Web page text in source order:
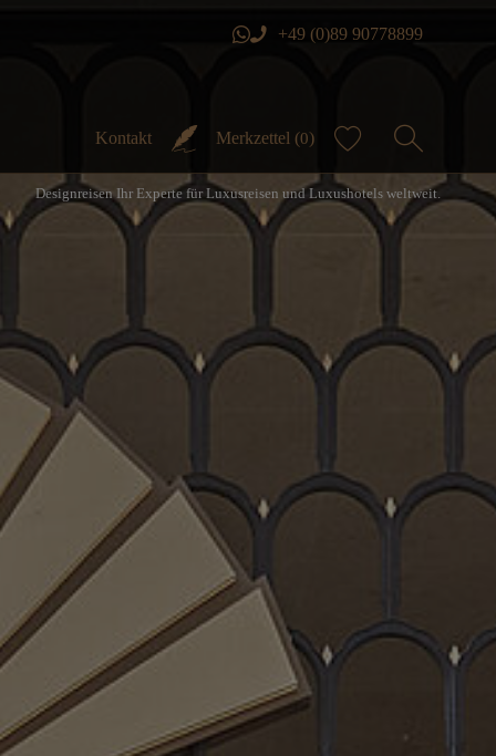
+49 (0)89 90778899
Kontakt Merkzettel (0)
Designreisen Ihr Experte für Luxusreisen und Luxushotels weltweit.